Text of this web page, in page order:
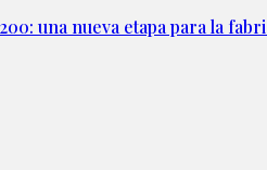
una nueva etapa para la